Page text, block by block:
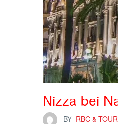
Nizza bei
BY RBC &